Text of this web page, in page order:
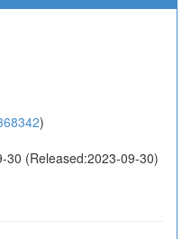
)
30 (Released:2023-09-30)